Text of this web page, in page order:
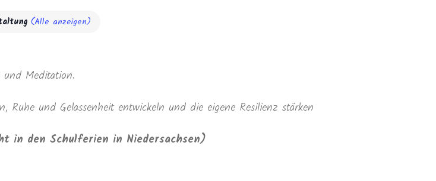
(Alle anzeigen)
und Meditation.
und Gelassenheit entwickeln und die eigene Resilienz stärken
in den Schulferien in Niedersachsen)